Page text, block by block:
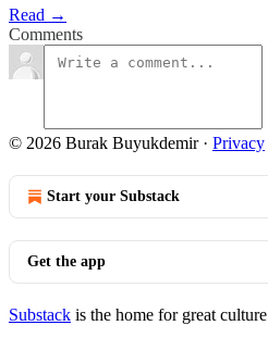
Read →
Comments
© 2026 Burak Buyukdemir· Privacy
Start your Substack
Get the app
Substack is the home for great culture